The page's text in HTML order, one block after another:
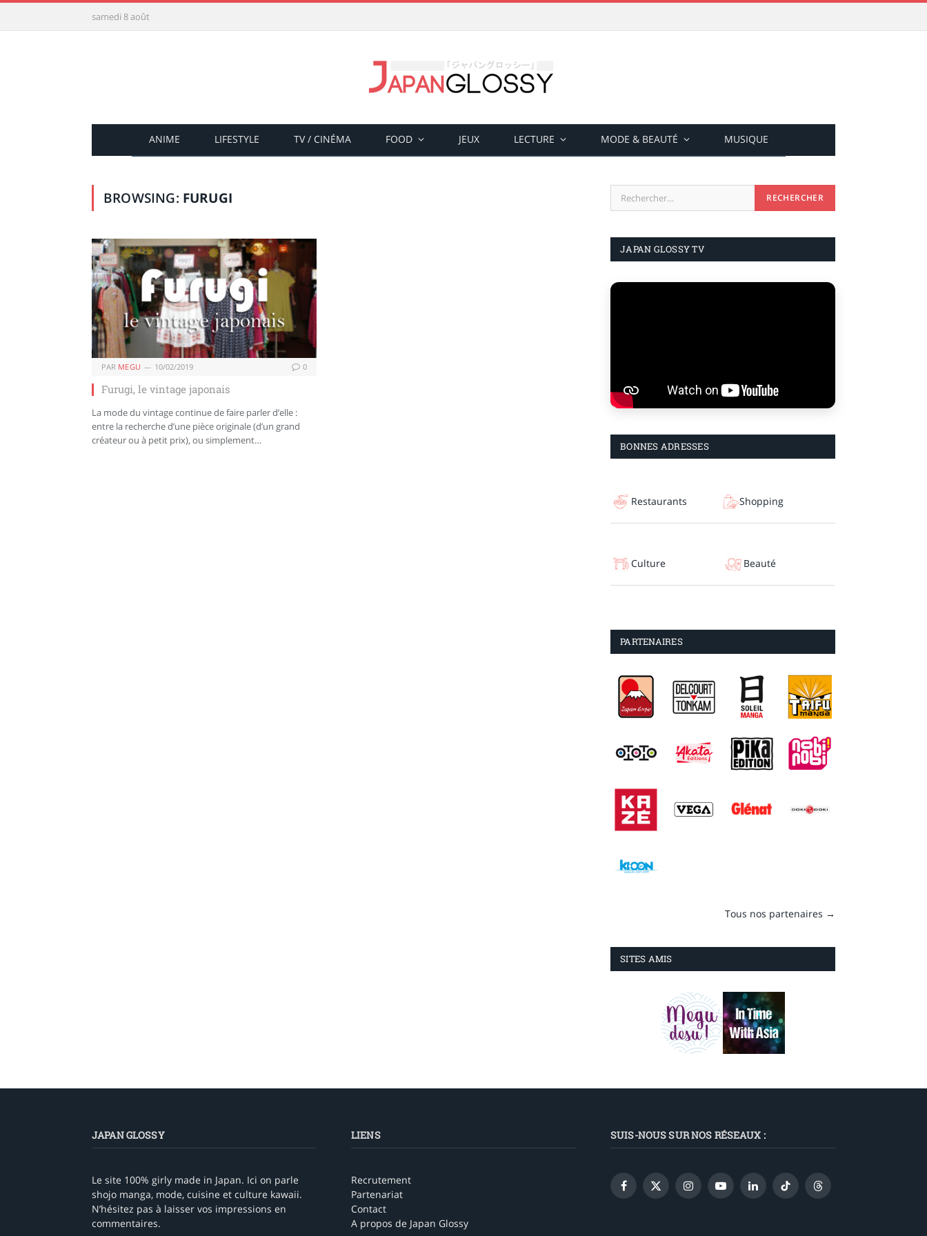
samedi 8 août
ANIME LIFESTYLE TV / CINÉMA FOOD JEUX LECTURE MODE & BEAUTÉ MUSIQUE
BROWSING: FURUGI
PAR MEGU 10/02/2019 0
Furugi, le vintage japonais
La mode du vintage continue de faire parler d’elle :
entre la recherche d’une pièce originale (d’un grand
créateur ou à petit prix), ou simplement…
JAPAN GLOSSY TV
BONNES ADRESSES
Restaurants Shopping
Culture Beauté
PARTENAIRES
Tous nos partenaires →
SITES AMIS
JAPAN GLOSSY
Le site 100% girly made in Japan. Ici on parle
shojo manga, mode, cuisine et culture kawaii.
N’hésitez pas à laisser vos impressions en
commentaires.
LIENS
Recrutement
Partenariat
Contact
A propos de Japan Glossy
SUIS-NOUS SUR NOS RÉSEAUX :
Facebook
X
InstagramYouTubeLinkedInTikTok Threads